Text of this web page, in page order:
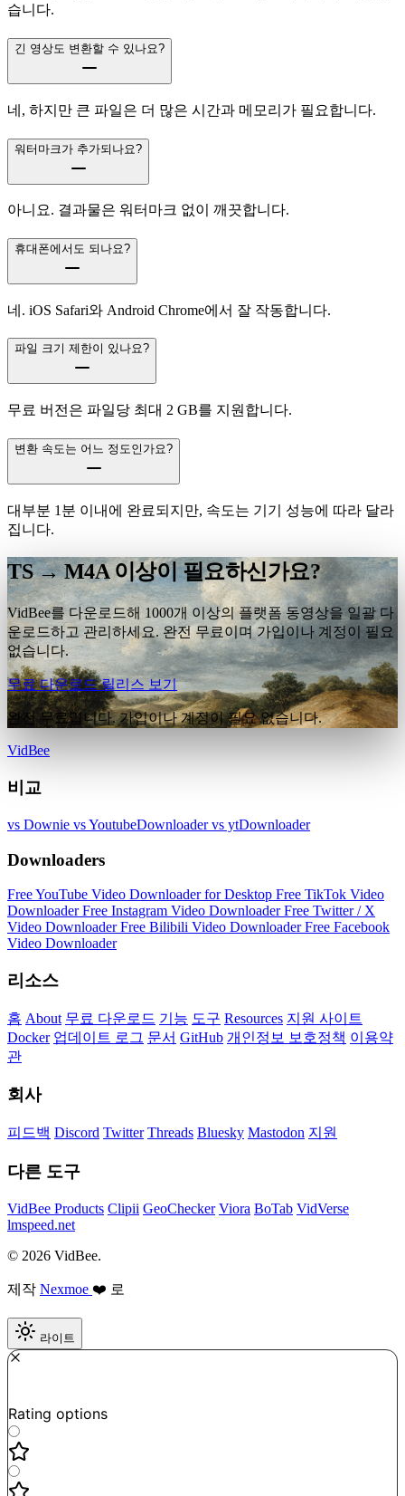
습니다.
긴 영상도 변환할 수 있나요?
네, 하지만 큰 파일은 더 많은 시간과 메모리가 필요합니다.
워터마크가 추가되나요?
아니요. 결과물은 워터마크 없이 깨끗합니다.
휴대폰에서도 되나요?
네. iOS Safari와 Android Chrome에서 잘 작동합니다.
파일 크기 제한이 있나요?
무료 버전은 파일당 최대 2 GB를 지원합니다.
변환 속도는 어느 정도인가요?
대부분 1분 이내에 완료되지만, 속도는 기기 성능에 따라 달라
집니다.
TS → M4A 이상이 필요하신가요?
VidBee를 다운로드해 1000개 이상의 플랫폼 동영상을 일괄 다
운로드하고 관리하세요. 완전 무료이며 가입이나 계정이 필요
없습니다.
무료 다운로드릴리스 보기
완전 무료입니다. 가입이나 계정이 필요 없습니다.
VidBee
비교
vs Downie vs YoutubeDownloadervs ytDownloader
Downloaders
Free YouTube Video Downloader for Desktop Free TikTok Video
DownloaderFree Instagram Video DownloaderFree Twitter / X
Video DownloaderFree Bilibili Video DownloaderFree Facebook
Video Downloader
리소스
홈 About 무료 다운로드 기능 도구 Resources 지원 사이트
Docker 업데이트 로그 문서 GitHub 개인정보 보호정책 이용약
관
회사
피드백 Discord Twitter Threads Bluesky Mastodon 지원
다른 도구
VidBee Products Clipii GeoChecker Viora BoTab VidVerse
lmspeed.net
© 2026 VidBee.
제작 Nexmoe ❤️ 로
라이트
Rating options